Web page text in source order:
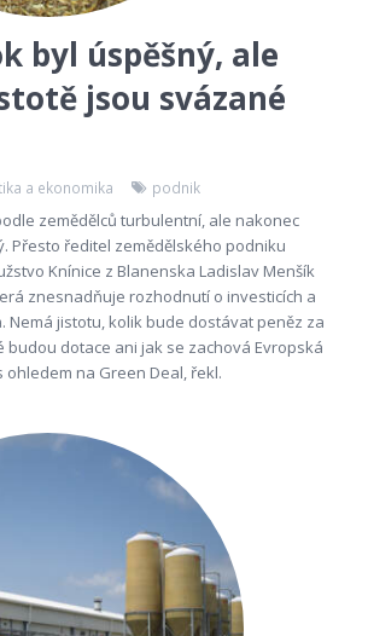
byl úspěšný, ale
jsou svázané
a ekonomika podnik
zemědělců turbulentní, ale nakonec
Přesto ředitel zemědělského podniku
Knínice z Blanenska Ladislav Menšík
znesnadňuje rozhodnutí o investicích a
Nemá jistotu, kolik bude dostávat peněz za
budou dotace ani jak se zachová Evropská
ohledem na Green Deal, řekl.